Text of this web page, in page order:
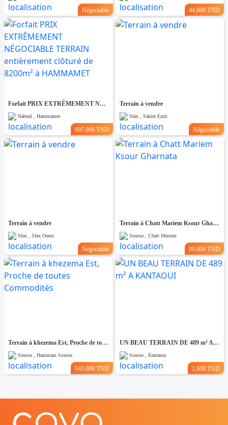
Négociable 44.000 TND
Forfait PRIX EXTRÊMEMENT NÉGOCIABLE TERRAIN entièrement clôturé de 8200m² à HAMMAMET
Nabeul , Hammamet
697.000 TND
Terrain à vendre
Sfax , Sakiet Ezzit
Négociable
Terrain à vendre
Sfax , Sfax Ouest
Négociable
Terrain à Chatt Mariem Ksour Gharnata
Sousse , Chatt Meriem
99.000 TND
Terrain à khezema Est, Proche de toutes Commodités
Sousse , Hammam Sousse
943.000 TND
UN BEAU TERRAIN DE 489 m² A KANTAOUI
Sousse , Kantaoui
1.600 TND